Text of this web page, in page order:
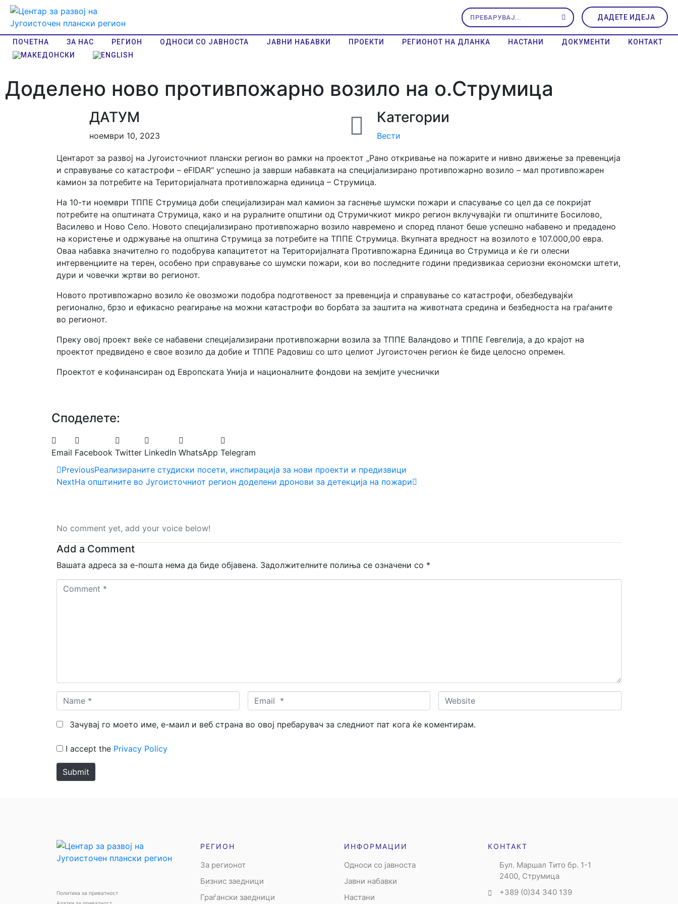
ДАДЕТЕ ИДЕЈА
ПОЧЕТНА ЗА НАС РЕГИОН ОДНОСИ СО ЈАВНОСТА ЈАВНИ НАБАВКИ ПРОЕКТИ РЕГИОНОТ НА ДЛАНКА НАСТАНИ ДОКУМЕНТИ КОНТАКТ
Доделено ново противпожарно возило на о.Струмица
ДАТУМ
ноември 10, 2023
Категории
Вести
Центарот за развој на Југоисточниот плански регион во рамки на проектот „Рано откривање на пожарите и нивно движење за превенција
и справување со катастрофи – eFIDAR“ успешно ja заврши набавката на специјализирано противпожарно возило – мал противпожарен
камион за потребите на Територијалната противпожарна единица – Струмица.
На 10-ти ноември ТППЕ Струмица доби специјализиран мал камион за гаснење шумски пожари и спасување со цел да се покријат
потребите на општината Струмица, како и на руралните општини од Струмичкиот микро регион вклучувајќи ги општините Босилово,
Василево и Ново Село. Новото специјализирано противпожарно возило навремено и според планот беше успешно набавено и предадено
на користење и одржување на општина Струмица за потребите на ТППЕ Струмица. Вкупната вредност на возилото е 107.000,00 евра.
Оваа набавка значително го подобрува капацитетот на Територијалната Противпожарна Единица во Струмица и ќе ги олесни
интервенциите на терен, особено при справување со шумски пожари, кои во последните години предизвикаа сериозни економски штети,
дури и човечки жртви во регионот.
Новото противпожарно возило ќе овозможи подобра подготвеност за превенција и справување со катастрофи, обезбедувајќи
регионално, брзо и ефикасно реагирање на можни катастрофи во борбата за заштита на животната средина и безбедноста на граѓаните
во регионот.
Преку овој проект веќе се набавени специјализирани противпожарни возила за ТППЕ Валандово и ТППЕ Гевгелија, а до крајот на
проектот предвидено е свое возило да добие и ТППЕ Радовиш со што целиот Југоисточен регион ќе биде целосно опремен.
Проектот е кофинансиран од Европската Унија и националните фондови на земјите учеснички
Споделeте:
Email Facebook Twitter LinkedIn WhatsApp Telegram
PreviousРеализираните студиски посети, инспирација за нови проекти и предизвици
NextНа општините во Југоисточниот регион доделени дронови за детекција на пожари
No comment yet, add your voice below!
Add a Comment
Вашата адреса за е-пошта нема да биде објавена. Задолжителните полиња се означени со *
Comment
Name
*
Email
*
Website
Зачувај го моето име, е-маил и веб страна во овој пребарувач за следниот пат кога ќе коментирам.
I accept the Privacy Policy
Submit
Политика за приватност
РЕГИОН
За регионот
Бизнис заедници
Граѓански заедници
ИНФОРМАЦИИ
Односи со јавноста
Јавни набавки
Настани
КОНТАКТ
Бул. Маршал Тито бр. 1-1
2400, Струмица
+389 (0)34 340 139